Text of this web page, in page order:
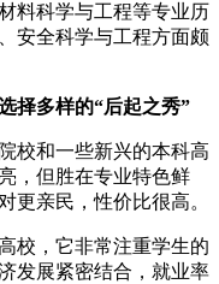
料科学与工程等专业历
安全科学与工程方面颇
择多样的“后起之秀”
校和一些新兴的本科高
，但胜在专业特色鲜
更亲民，性价比很高。
校，它非常注重学生的
发展紧密结合，就业率